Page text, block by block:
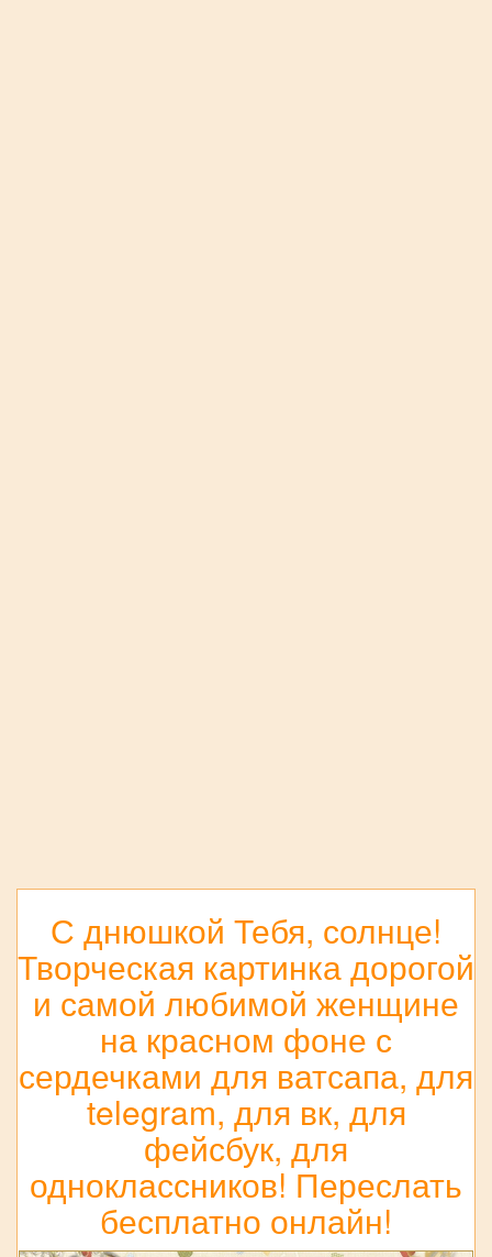
С днюшкой Тебя, солнце!
Творческая картинка дорогой
и самой любимой женщине
на красном фоне с
сердечками для ватсапа, для
telegram, для вк, для
фейсбук, для
одноклассников! Переслать
бесплатно онлайн!